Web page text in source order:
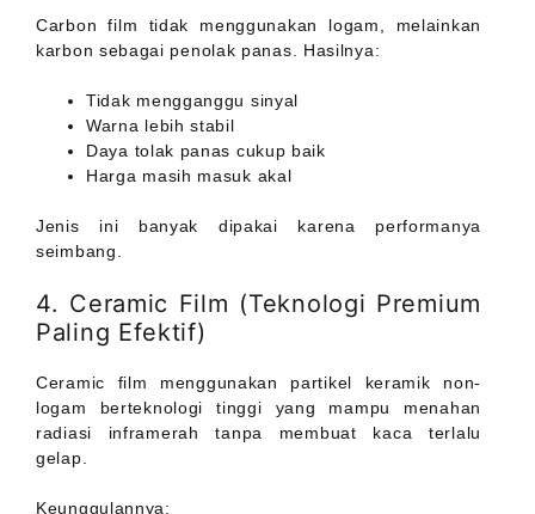
Carbon film tidak menggunakan logam, melainkan
karbon sebagai penolak panas. Hasilnya:
Tidak mengganggu sinyal
Warna lebih stabil
Daya tolak panas cukup baik
Harga masih masuk akal
Jenis ini banyak dipakai karena performanya
seimbang.
4. Ceramic Film (Teknologi Premium
Paling Efektif)
Ceramic film menggunakan partikel keramik non-
logam berteknologi tinggi yang mampu menahan
radiasi inframerah tanpa membuat kaca terlalu
gelap.
Keunggulannya: